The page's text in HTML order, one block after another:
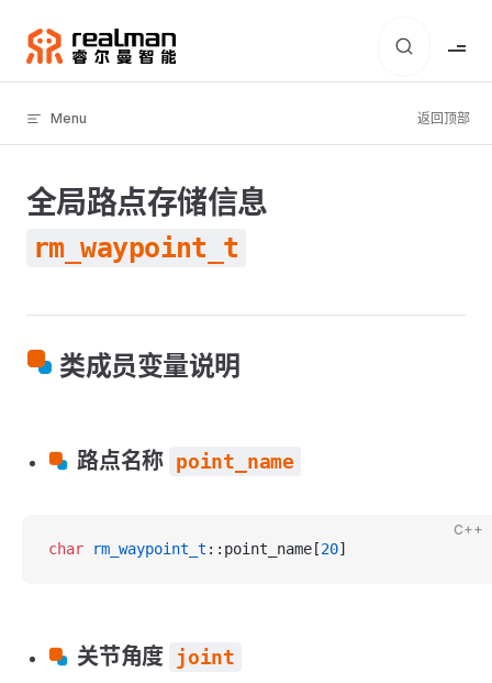
Skip to content
Menu 返回顶部
全局路点存储信息
rm_waypoint_t
类成员变量说明
路点名称 point_name
C++
char rm_waypoint_t ::point_name[20]
关节角度 joint